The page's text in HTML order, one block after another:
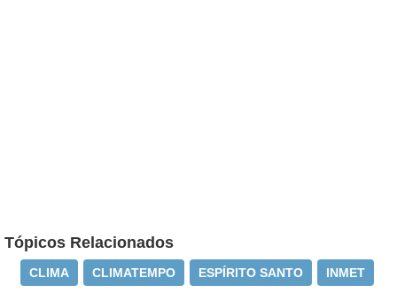
Tópicos Relacionados
CLIMA CLIMATEMPO ESPÍRITO SANTO INMET